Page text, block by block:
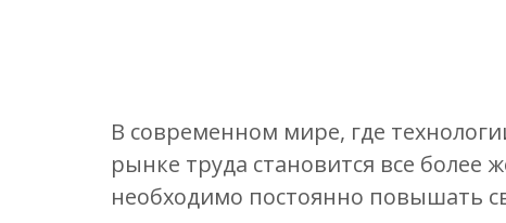
В современном мире, где
рынке труда становится все
необходимо постоянно повышать